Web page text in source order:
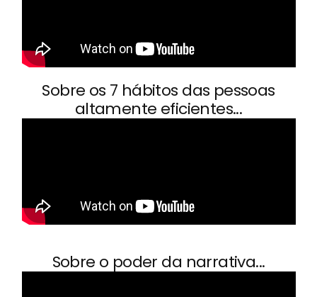
Sobre os 7 hábitos das pessoas
altamente eficientes...
Sobre o poder da narrativa...